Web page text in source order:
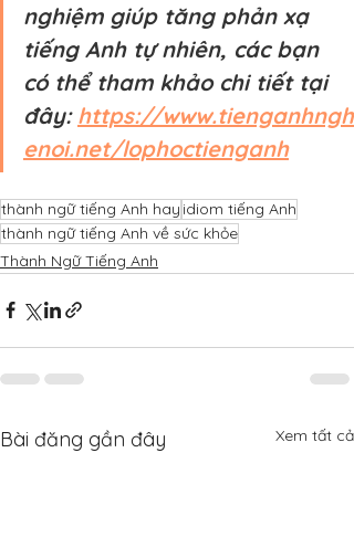
nghiệm giúp tăng phản xạ
tiếng Anh tự nhiên, các bạn
có thể tham khảo chi tiết tại
đây: https://www.tienganhngh
enoi.net/lophoctienganh
thành ngữ tiếng Anh hay idiom tiếng Anh
thành ngữ tiếng Anh về sức khỏe
Thành Ngữ Tiếng Anh
Bài đăng gần đây Xem tất cả